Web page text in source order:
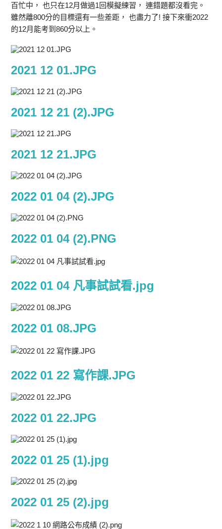
百忙中， 也只在12月做過1回模擬練習， 連錯題都沒看完。
雖然離800分的目標還有一些差距， 也盡力了! 接下來衝2022
的12月能考到860分以上。
2021 12 01.JPG
2021 12 21 (2).JPG
2021 12 21.JPG
2022 01 04 (2).JPG
2022 01 04 (2).PNG
2022 01 04 凡事試試看.jpg
2022 01 08.JPG
2022 01 22 寫作課.JPG
2022 01 22.JPG
2022 01 25 (1).jpg
2022 01 25 (2).jpg